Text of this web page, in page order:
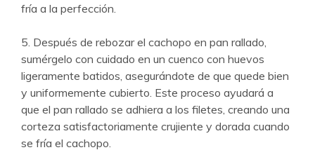
fría a la perfección.
5. Después de rebozar el cachopo en pan rallado,
sumérgelo con cuidado en un cuenco con huevos
ligeramente batidos, asegurándote de que quede bien
y uniformemente cubierto. Este proceso ayudará a
que el pan rallado se adhiera a los filetes, creando una
corteza satisfactoriamente crujiente y dorada cuando
se fría el cachopo.